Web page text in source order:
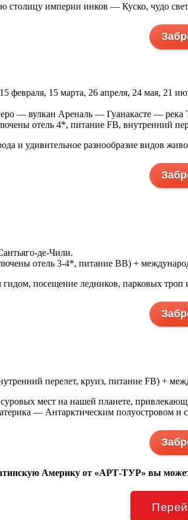
столицу империи инков — Куско, чудо
февраля, 15 марта, 26 апреля, 24 мая, 21
— вулкан Ареналь — Гуанакасте — река
отель 4*, питание FВ, внутренний
и удивительное разнообразие видов
де-Чили.
отель 3-4*, питание BВ) +
посещение ледников, парковых
перелет, круиз, питание FB) +
мест на нашей планете,
— Антарктическим полуостровом
Америку от «АРТ-ТУР» вы